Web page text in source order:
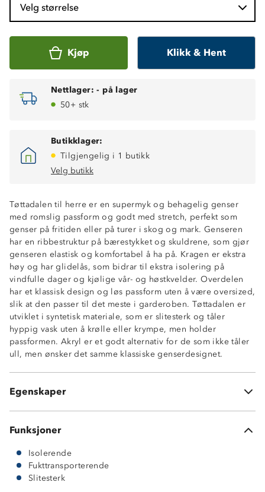
Velg størrelse
Kjøp Klikk & Hent
Nettlager: - på lager
50+ stk
Butikklager:
Tilgjengelig i 1 butikk
Velg butikk
Tøttadalen til herre er en supermyk og behagelig genser
med romslig passform og godt med stretch, perfekt som
genser på fritiden eller på turer i skog og mark. Genseren
har en ribbestruktur på bærestykket og skuldrene, som gjør
genseren elastisk og komfortabel å ha på. Kragen er ekstra
høy og har glidelås, som bidrar til ekstra isolering på
vindfulle dager og kjølige vår- og høstkvelder. Overdelen
har et klassisk design og løs passform uten å være oversized,
slik at den passer til det meste i garderoben. Tøttadalen er
utviklet i syntetisk materiale, som er slitesterk og tåler
hyppig vask uten å krølle eller krympe, men holder
passformen. Akryl er et godt alternativ for de som ikke tåler
ull, men ønsker det samme klassiske genserdesignet.
Egenskaper
Myk og behagelig
Isolerende
Fukttransporterende
Ribbestruktur
Høy hals med glidelås
100 % akryl
Funksjoner
Isolerende
Fukttransporterende
Slitesterk